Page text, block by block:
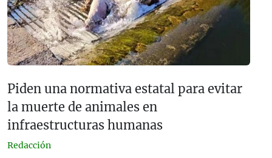
Piden una normativa estatal para evitar
la muerte de animales en
infraestructuras humanas
Redacción